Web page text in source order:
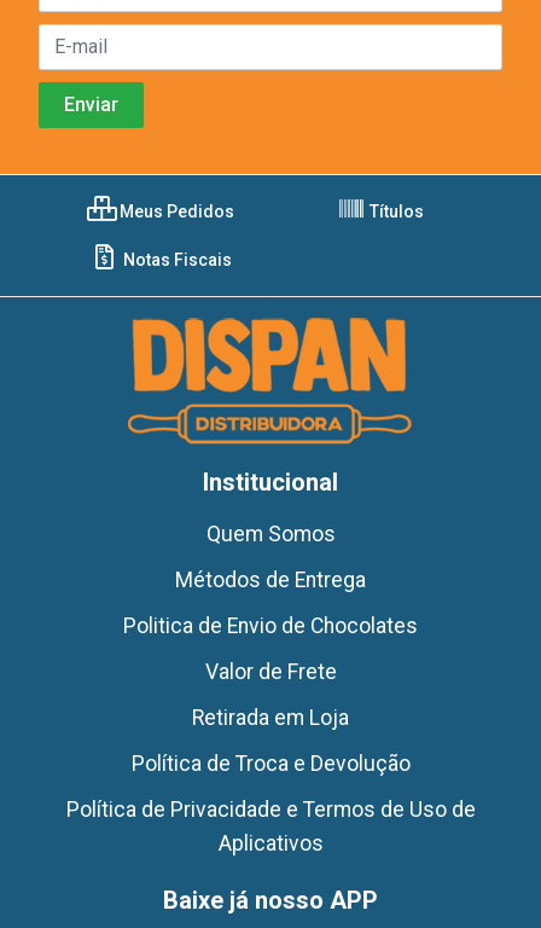
Meus Pedidos Títulos
Notas Fiscais
Institucional
Quem Somos
Métodos de Entrega
Politica de Envio de Chocolates
Valor de Frete
Retirada em Loja
Política de Troca e Devolução
Política de Privacidade e Termos de Uso de
Aplicativos
Baixe já nosso APP